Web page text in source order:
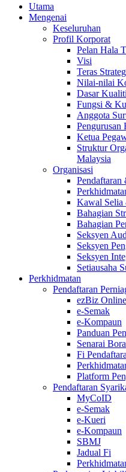
Utama
Mengenai
Keseluruhan
Profil Korporat
Pelan Hala
Visi
Teras
Nilai-nilai
Dasar Kualiti
Fungsi &
Anggota
Pengurusan
Ketua
Struktur
Malaysia
Organisasi
Pendaftaran
Kawal Selia
Bahagian
Bahagian
Seksyen
Seksyen
Seksyen
Setiausaha
Perkhidmatan
Pendaftaran
ezBiz Online
e-Semak
e-Kompaun
Panduan
Senarai
Fi
Platform
Pendaftaran
MyCoID
e-Semak
e-Kueri
e-Kompaun
SBMJ
Jadual Fi